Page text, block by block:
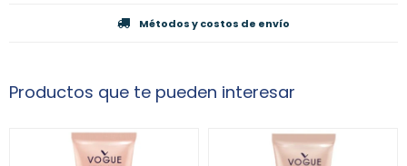
Métodos y costos de envío
Productos que te pueden interesar